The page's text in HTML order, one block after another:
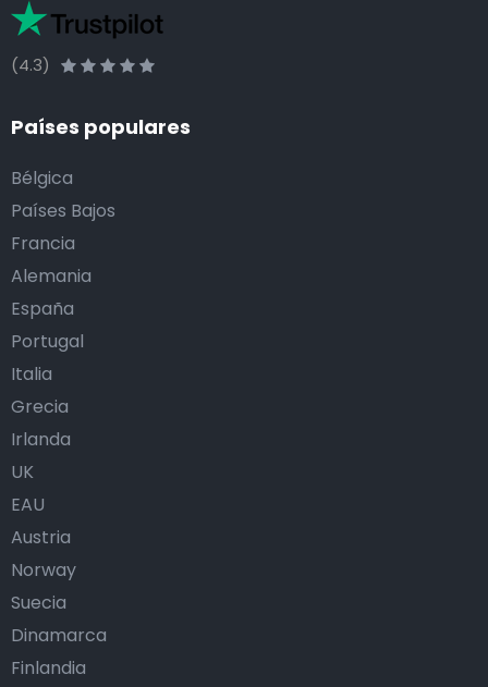
(4.3)
Países populares
Bélgica
Países Bajos
Francia
Alemania
España
Portugal
Italia
Grecia
Irlanda
UK
EAU
Austria
Norway
Suecia
Dinamarca
Finlandia